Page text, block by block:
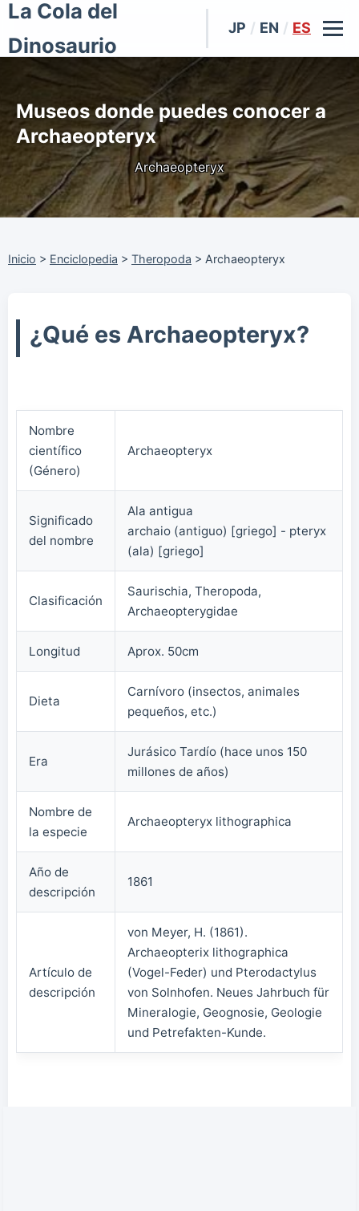
La Cola del
Dinosaurio
JP / EN / ES
Museos donde puedes conocer a
Archaeopteryx
Archaeopteryx
Inicio > Enciclopedia > Theropoda > Archaeopteryx
¿Qué es Archaeopteryx?
Nombre
científico
(Género)
Archaeopteryx
Significado
del nombre
Ala antigua
archaio (antiguo) [griego] - pteryx
(ala) [griego]
Clasificación
Saurischia, Theropoda,
Archaeopterygidae
Longitud Aprox. 50cm
Dieta
Carnívoro (insectos, animales
pequeños, etc.)
Era
Jurásico Tardío (hace unos 150
millones de años)
Nombre de
la especie
Archaeopteryx lithographica
Año de
descripción
1861
Artículo de
descripción
von Meyer, H. (1861).
Archaeopterix lithographica
(Vogel-Feder) und Pterodactylus
von Solnhofen. Neues Jahrbuch für
Mineralogie, Geognosie, Geologie
und Petrefakten-Kunde.